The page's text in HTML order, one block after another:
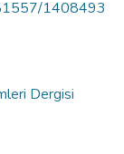
1408493
Dergisi